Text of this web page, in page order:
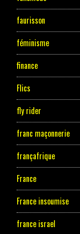
faurisson
féminisme
finance
Flics
fly rider
franc maçonnerie
françafrique
France
France insoumise
france israel